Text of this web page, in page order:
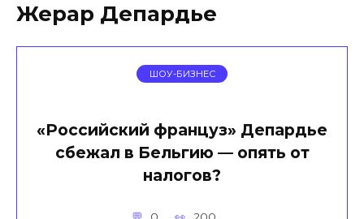
Жерар Депардье
ШОУ-БИЗНЕС
«Российский француз» Депардье
сбежал в Бельгию — опять от
налогов?